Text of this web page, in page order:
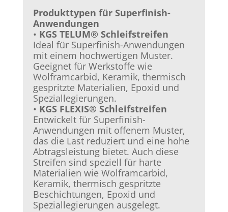
Produkttypen für Superfinish-
Anwendungen
• KGS TELUM® Schleifstreifen
Ideal für Superfinish-Anwendungen
mit einem hochwertigen Muster.
Geeignet für Werkstoffe wie
Wolframcarbid, Keramik, thermisch
gespritzte Materialien, Epoxid und
Speziallegierungen.
• KGS FLEXIS® Schleifstreifen
Entwickelt für Superfinish-
Anwendungen mit offenem Muster,
das die Last reduziert und eine hohe
Abtragsleistung bietet. Auch diese
Streifen sind speziell für harte
Materialien wie Wolframcarbid,
Keramik, thermisch gespritzte
Beschichtungen, Epoxid und
Speziallegierungen ausgelegt.